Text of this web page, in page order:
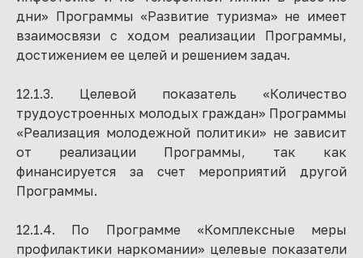
дни» Программы «Развитие туризма» не имеет
взаимосвязи с ходом реализации Программы,
достижением ее целей и решением задач.
12.1.3. Целевой показатель «Количество
трудоустроенных молодых граждан» Программы
«Реализация молодежной политики» не зависит
от реализации Программы, так как
финансируется за счет мероприятий другой
Программы.
12.1.4. По Программе «Комплексные меры
профилактики наркомании» целевые показатели